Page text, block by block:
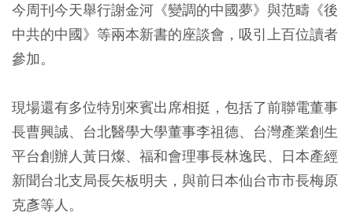
今周刊今天舉行謝金河《變調的中國夢》與范疇《後
中共的中國》等兩本新書的座談會，吸引上百位讀者
參加。
現場還有多位特別來賓出席相挺，包括了前聯電董事
長曹興誠、台北醫學大學董事李祖德、台灣產業創生
平台創辦人黃日燦、福和會理事長林逸民、日本產經
新聞台北支局長矢板明夫，與前日本仙台市市長梅原
克彥等人。